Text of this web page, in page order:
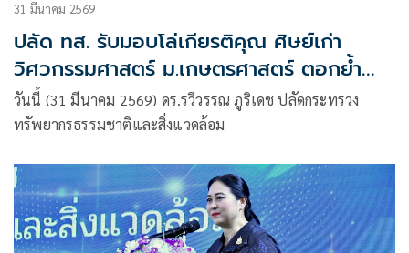
31 มีนาคม 2569
ปลัด ทส. รับมอบโล่เกียรติคุณ ศิษย์เก่า
วิศวกรรมศาสตร์ ม.เกษตรศาสตร์ ตอกย้ำ
บทบาทผู้นำองค์กรด้านทรัพยากรธรรมชาติและ
สิ่งแวดล้อม
วันนี้ (31 มีนาคม 2569) ดร.รวีวรรณ ภูริเดช ปลัดกระทรวง
ทรัพยากรธรรมชาติและสิ่งแวดล้อม